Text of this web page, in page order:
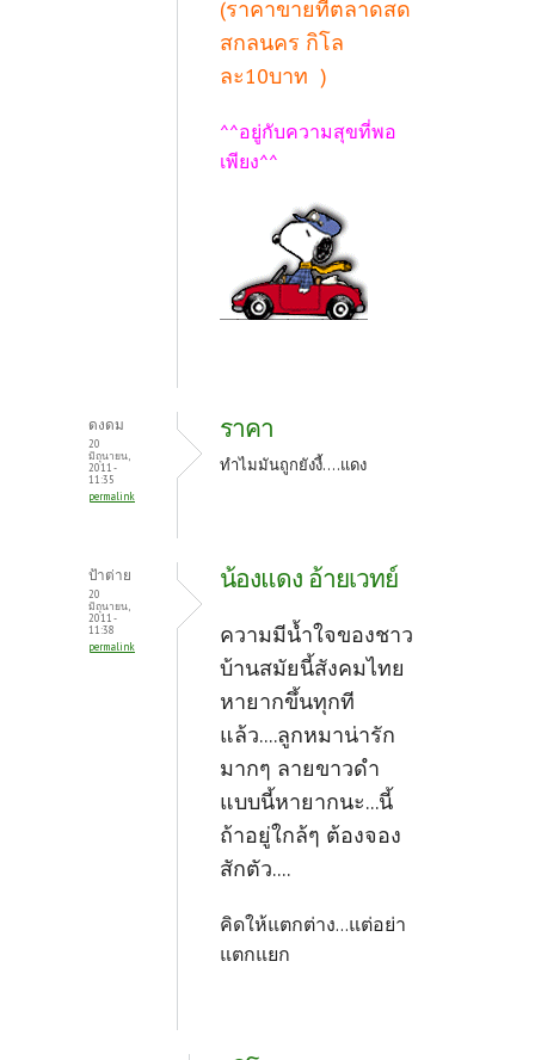
(ราคาขายที่ตลาดสด
สกลนคร กิโล
ละ10บาท )
^^อยู่กับความสุขที่พอ
เพียง^^
ดงดม
20
มิถุนายน,
2011 -
11:35
permalink
ราคา
ทำไมมันถูกยังงี้....แดง
ป้าต่าย
20
มิถุนายน,
2011 -
11:38
permalink
น้องแดง อ้ายเวทย์
ความมีน้ำใจของชาว
บ้านสมัยนี้สังคมไทย
หายากขึ้นทุกที
แล้ว....ลูกหมาน่ารัก
มากๆ ลายขาวดำ
แบบนี้หายากนะ...นี้
ถ้าอยู่ใกล้ๆ ต้องจอง
สักตัว....
คิดให้แตกต่าง...แต่อย่า
แตกแยก